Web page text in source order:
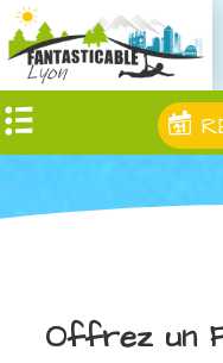
Offrez un